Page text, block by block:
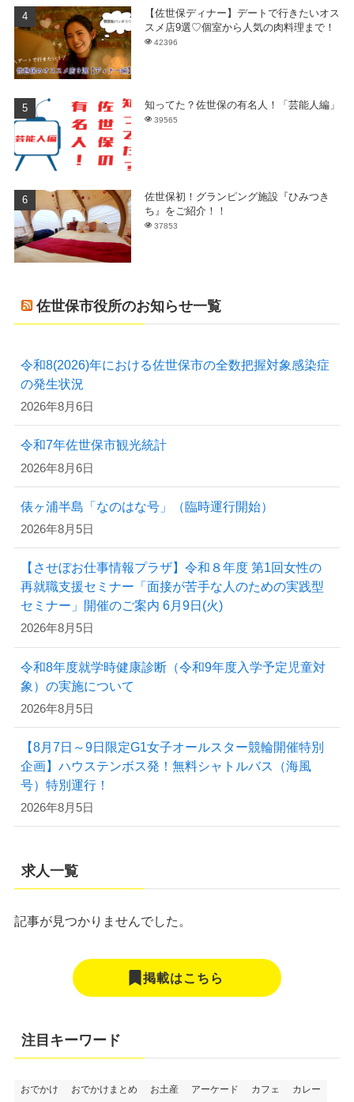
【佐世保ディナー】デートで行きたいオス
スメ店9選♡個室から人気の肉料理まで！
42396
知ってた？佐世保の有名人！「芸能人編」
39565
佐世保初！グランピング施設『ひみつき
ち』をご紹介！！
37853
佐世保市役所のお知らせ一覧
令和8(2026)年における佐世保市の全数把握対象感染症
の発生状況
2026年8月6日
令和7年佐世保市観光統計
2026年8月6日
俵ヶ浦半島「なのはな号」（臨時運行開始）
2026年8月5日
【させぼお仕事情報プラザ】令和８年度 第1回女性の
再就職支援セミナー「面接が苦手な人のための実践型
セミナー」開催のご案内 6月9日(火)
2026年8月5日
令和8年度就学時健康診断（令和9年度入学予定児童対
象）の実施について
2026年8月5日
【8月7日～9日限定G1女子オールスター競輪開催特別
企画】ハウステンボス発！無料シャトルバス（海風
号）特別運行！
2026年8月5日
求人一覧
記事が見つかりませんでした。
掲載はこちら
注目キーワード
おでかけ おでかけまとめ お土産 アーケード カフェ カレー